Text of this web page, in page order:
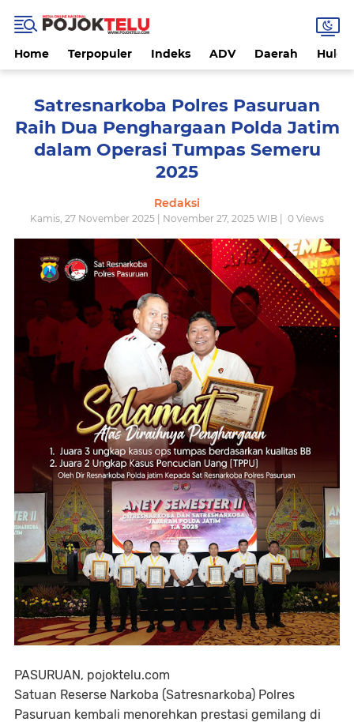
Home Terpopuler Indeks ADV Daerah
Satresnarkoba Polres Pasuruan
Raih Dua Penghargaan Polda Jatim
dalam Operasi Tumpas Semeru
2025
Redaksi
Kamis, 27 November 2025 | November 27, 2025 WIB | 0 Views
PASURUAN, pojoktelu.com
Satuan Reserse Narkoba (Satresnarkoba) Polres
Pasuruan kembali menorehkan prestasi gemilang di